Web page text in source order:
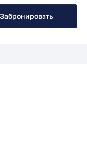
Забронировать